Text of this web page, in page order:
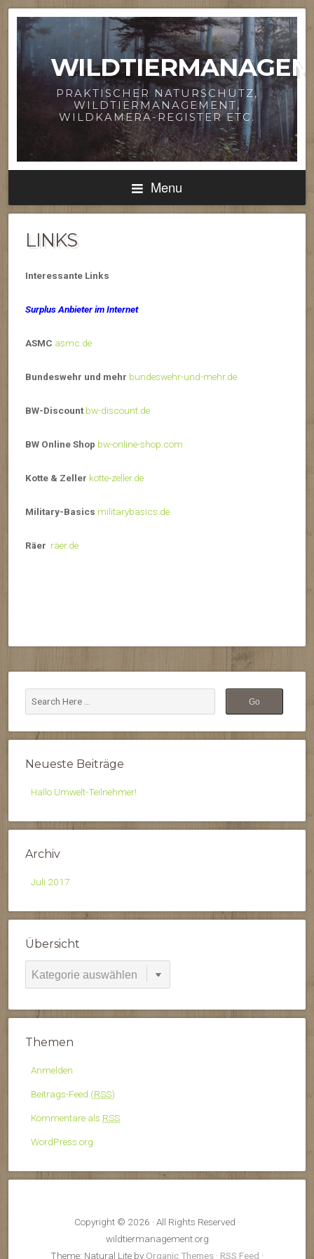
PRAKTISCHER NATURSCHUTZ,
WILDTIERMANAGEMENT,
WILDKAMERA-REGISTER ETC.
Menu
LINKS
Interessante Links
Surplus Anbieter im Internet
ASMC asmc.de
Bundeswehr und mehr bundeswehr-und-mehr.de
BW-Discount bw-discount.de
BW Online Shop bw-online-shop.com
Kotte & Zeller kotte-zeller.de
Military-Basics militarybasics.de
Räer räer.de
Neueste Beiträge
Hallo Umwelt-Teilnehmer!
Archiv
Juli 2017
Übersicht
Übersicht
Themen
Anmelden
Beitrags-Feed (RSS)
Kommentare als RSS
WordPress.org
Copyright © 2026 · All Rights Reserved ·
wildtiermanagement.org
Theme: Natural Lite by Organic Themes · RSS Feed ·